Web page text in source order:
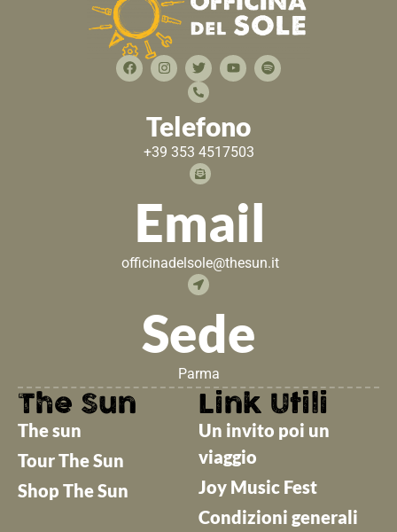
Telefono
+39 353 4517503
Email
officinadelsole@thesun.it
Sede
Parma
The Sun
The sun
Tour The Sun
Shop The Sun
Link Utili
Un invito poi un
viaggio
Joy Music Fest
Condizioni generali